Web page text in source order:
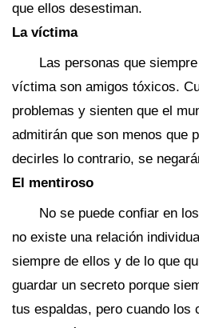
que ellos desestiman.
La víctima
Las personas que
víctima son amigos tóxicos.
problemas y sienten que el
admitirán que son menos que
decirles lo contrario, se
El mentiroso
No se puede confiar en
no existe una relación
siempre de ellos y de lo que
guardar un secreto porque
tus espaldas, pero cuando los